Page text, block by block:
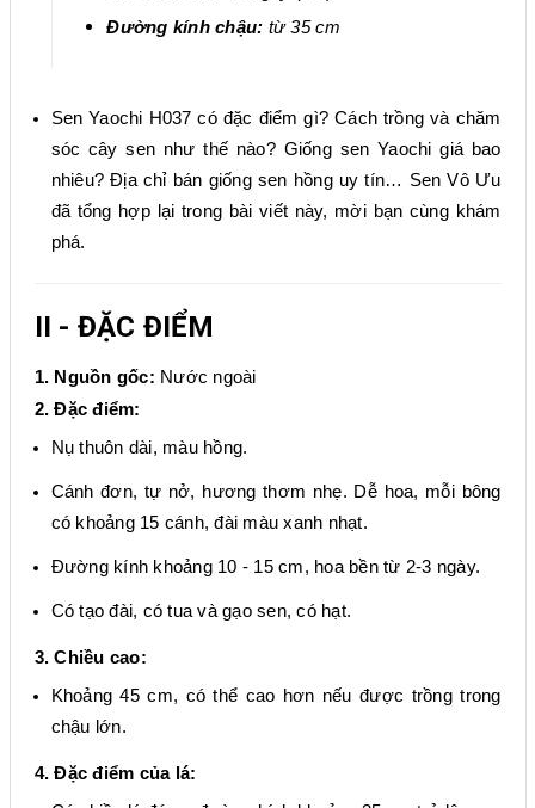
Đường kính chậu: từ35cm
Sen Yaochi H037 có đặc điểm gì? Cách trồng và chăm
sóc cây sen như thế nào? Giống senYaochi giá bao
nhiêu? Địa chỉ bán giống sen hồnguy tín… Sen Vô Ưu
đã tổng hợp lại trong bài viết này, mời bạn cùng khám
phá.
II - ĐẶC ĐIỂM
1. Nguồn gốc: Nước ngoài
2. Đặc điểm:
Nụ thuôn dài, màu hồng.
Cánh đơn, tự nở, hương thơm nhẹ. Dễ hoa, mỗi bông
có khoảng 15 cánh, đài màu xanh nhạt.
Đường kính khoảng 10 - 15cm, hoa bền từ 2-3 ngày.
Có tạo đài, có tua và gạo sen, có hạt.
3. Chiều cao:
Khoảng45cm, có thể cao hơn nếu được trồng trong
chậu lớn.
4. Đặc điểm của lá: